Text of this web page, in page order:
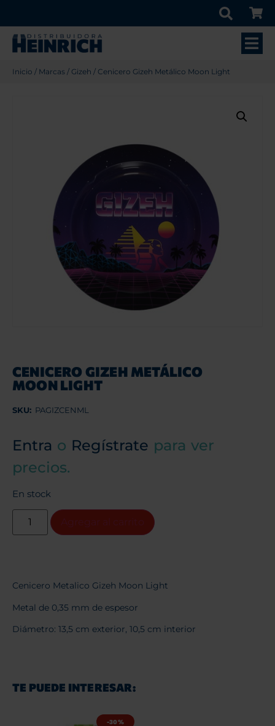
Inicio / Marcas / Gizeh / Cenicero Gizeh Metálico Moon Light
CENICERO GIZEH METÁLICO
MOON LIGHT
SKU: PAGIZCENML
Entra o Regístrate para ver
precios.
En stock
Cenicero Metalico Gizeh Moon Light
Metal de 0,35 mm de espesor
Diámetro: 13,5 cm exterior, 10,5 cm interior
TE PUEDE INTERESAR:
-30%